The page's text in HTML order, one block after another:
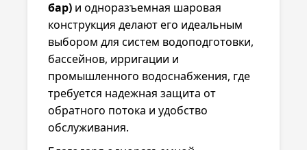
бар) и одноразъемная шаровая
конструкция делают его идеальным
выбором для систем водоподготовки,
бассейнов, ирригации и
промышленного водоснабжения, где
требуется надежная защита от
обратного потока и удобство
обслуживания.